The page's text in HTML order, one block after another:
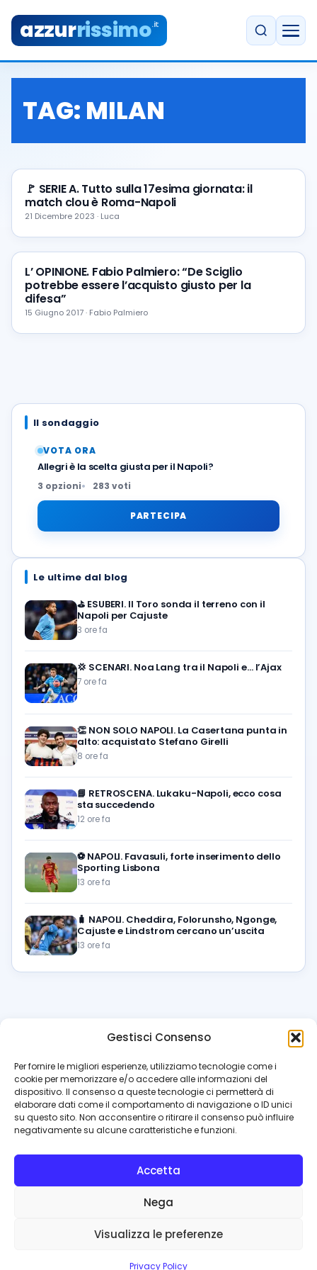
Gestisci Consenso
Per fornire le migliori esperienze, utilizziamo tecnologie come i
cookie per memorizzare e/o accedere alle informazioni del
dispositivo. Il consenso a queste tecnologie ci permetterà di
elaborare dati come il comportamento di navigazione o ID unici
su questo sito. Non acconsentire o ritirare il consenso può influire
negativamente su alcune caratteristiche e funzioni.
Accetta
Nega
Visualizza le preferenze
Privacy Policy
azzurrissimo.it
TAG: MILAN
🚩 SERIE A. Tutto sulla 17esima giornata: il
match clou è Roma-Napoli
21 Dicembre 2023 · Luca
L’ OPINIONE. Fabio Palmiero: “De Sciglio
potrebbe essere l’acquisto giusto per la
difesa”
15 Giugno 2017 · Fabio Palmiero
Il sondaggio
VOTA ORA
Allegri è la scelta giusta per il Napoli?
3 opzioni 283 voti
PARTECIPA
Le ultime dal blog
⛳ ESUBERI. Il Toro sonda il terreno con il
Napoli per Cajuste
3 ore fa
💢 SCENARI. Noa Lang tra il Napoli e… l’Ajax
7 ore fa
👏 NON SOLO NAPOLI. La Casertana punta in
alto: acquistato Stefano Girelli
8 ore fa
📘 RETROSCENA. Lukaku-Napoli, ecco cosa
sta succedendo
12 ore fa
⚽️ NAPOLI. Favasuli, forte inserimento dello
Sporting Lisbona
13 ore fa
🧳 NAPOLI. Cheddira, Folorunsho, Ngonge,
Cajuste e Lindstrom cercano un’uscita
13 ore fa
azzurrissimo.it
Il blog di riferimento per i tifosi del Napoli. News, interviste,
pagelle e calciomercato. Testata giornalistica registrata
al Tribunale di Napoli (n. 48 dell’08/10/2012). Direttore Luca
Perillo
INFO
Contattaci